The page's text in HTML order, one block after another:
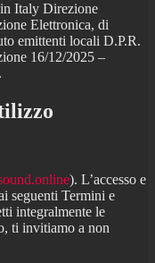
Italy Direzione
Elettronica, di
emittenti locali D.P.R.
16/12/2025 –
). L’accesso e
seguenti Termini e
integralmente le
ti invitiamo a non